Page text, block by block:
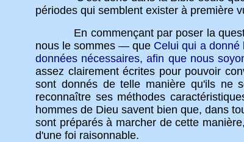
périodes qui semblent exister à première
En commençant par poser la
nous le sommes — que Celui qui a donné
données nécessaires, afin que nous
assez clairement écrites pour pouvoir
sont donnés de telle manière qu'ils ne
reconnaître ses méthodes
hommes de Dieu savent bien que, dans
sont préparés à marcher de cette
d'une foi raisonnable.